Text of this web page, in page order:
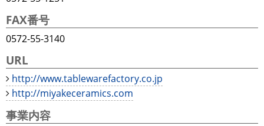
FAX番号
0572-55-3140
URL
http://www.tablewarefactory.co.jp
http://miyakeceramics.com
事業内容